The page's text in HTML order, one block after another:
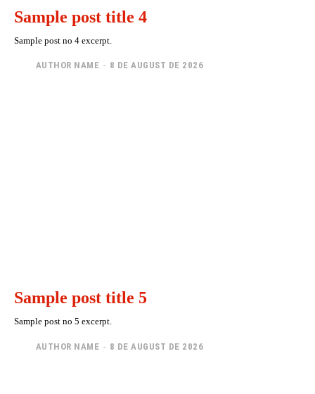
Sample post title 4
Sample post no 4 excerpt.
AUTHOR NAME - 8 DE AUGUST DE 2026
Sample post title 5
Sample post no 5 excerpt.
AUTHOR NAME - 8 DE AUGUST DE 2026